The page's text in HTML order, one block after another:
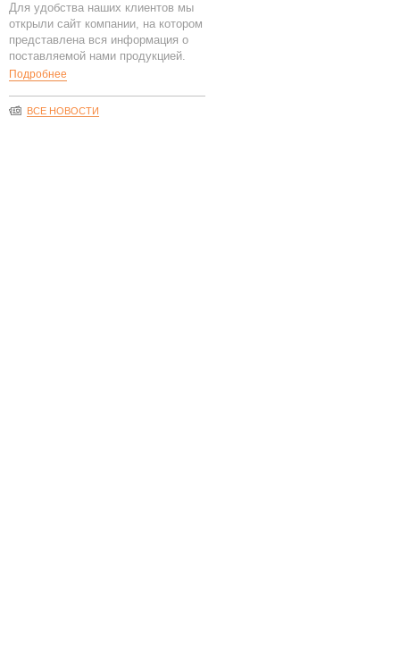
Для удобства наших клиентов мы
открыли сайт компании, на котором
представлена вся информация о
поставляемой нами продукцией.
Подробнее
ВСЕ НОВОСТИ